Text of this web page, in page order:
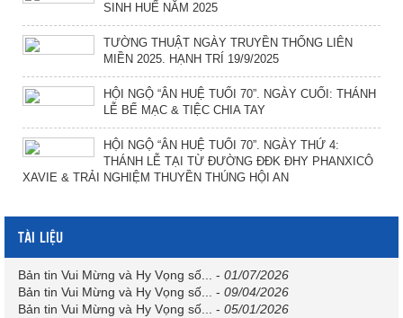
SINH HUẾ NĂM 2025
TƯỜNG THUẬT NGÀY TRUYỀN THỐNG LIÊN
MIỀN 2025. HẠNH TRÍ 19/9/2025
HỘI NGỘ “ÂN HUỆ TUỔI 70”. NGÀY CUỐI: THÁNH
LỄ BẾ MẠC & TIỆC CHIA TAY
HỘI NGỘ “ÂN HUỆ TUỔI 70”. NGÀY THỨ 4:
THÁNH LỄ TẠI TỪ ĐƯỜNG ĐĐK ĐHY PHANXICÔ
XAVIE & TRẢI NGHIỆM THUYỀN THÚNG HỘI AN
TÀI LIỆU
Bản tin Vui Mừng và Hy Vọng số... - 01/07/2026
Bản tin Vui Mừng và Hy Vọng số...
- 09/04/2026
Bản tin Vui Mừng và Hy Vọng số...
- 05/01/2026